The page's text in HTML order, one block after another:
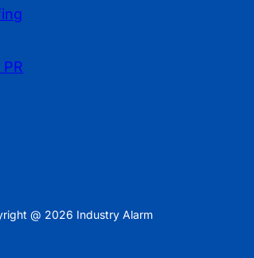
@ 2026 Industry Alarm